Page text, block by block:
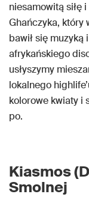
niesamowitą siłę
Ghańczyka, który
bawił się muzyką
afrykańskiego
usłyszymy
lokalnego
kolorowe kwiaty i
po.
Kiasmos
Smolnej